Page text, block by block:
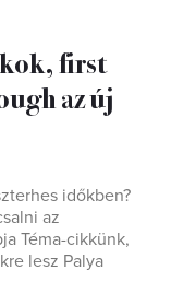
first
az új
időkben?
az
Téma-cikkünk,
lesz Palya